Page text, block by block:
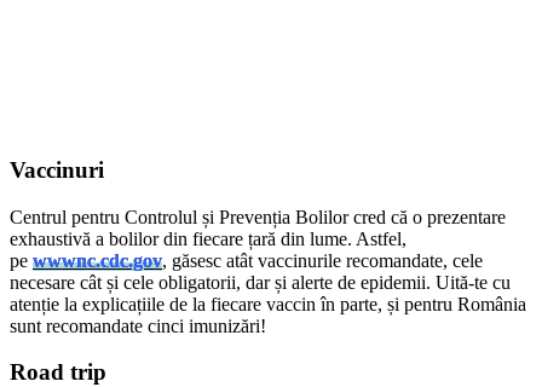
Vaccinuri
Centrul pentru Controlul și Prevenția Bolilor cred că o prezentare
exhaustivă a bolilor din fiecare țară din lume. Astfel,
pe wwwnc.cdc.gov, găsesc atât vaccinurile recomandate, cele
necesare cât și cele obligatorii, dar și alerte de epidemii. Uită-te cu
atenție la explicațiile de la fiecare vaccin în parte, și pentru România
sunt recomandate cinci imunizări!
Road trip